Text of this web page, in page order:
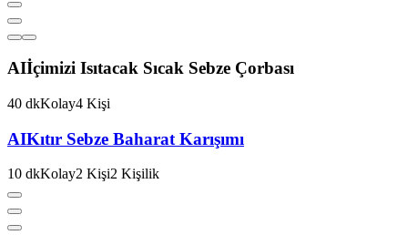
AIİçimizi Isıtacak Sıcak Sebze Çorbası
40 dkKolay4 Kişi
AIKıtır Sebze Baharat Karışımı
10 dkKolay2 Kişi2 Kişilik